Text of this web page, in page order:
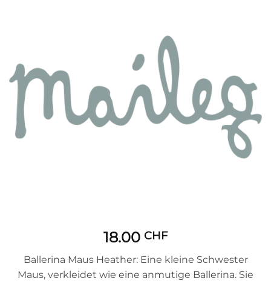
18.00 CHF
Ballerina Maus Heather: Eine kleine Schwester
Maus, verkleidet wie eine anmutige Ballerina. Sie